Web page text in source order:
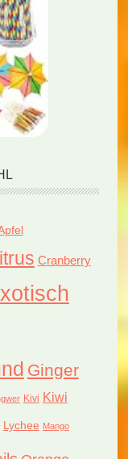
Cranberry
Ginger
Kivi Kiwi
Lychee Mango